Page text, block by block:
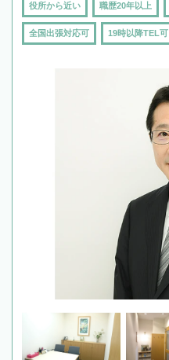
役所から近い 職歴20年以上
全国出張対応可 19時以降TEL可